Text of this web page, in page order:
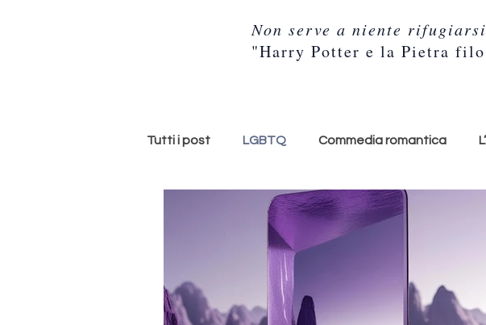
Non serve a niente
"Harry Potter e la Pietra
Tutti i post LGBTQ Commedia romantica
storie americane memoire lunedì copertina
Aurora ASMR